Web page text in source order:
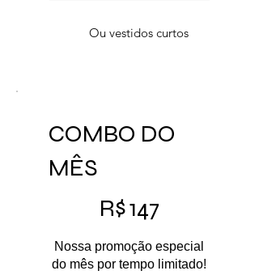
Ou vestidos curtos
COMBO DO
MÊS
R$147
Nossa promoção especial
do mês por tempo limitado!